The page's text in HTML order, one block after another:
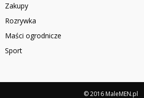
Zakupy
Rozrywka
Maści ogrodnicze
Sport
© 2016 MaleMEN.pl